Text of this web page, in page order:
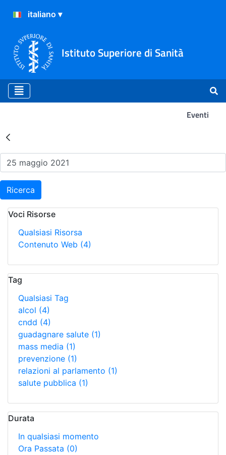
Istituto Superiore di Sanità
Eventi
Risultati della Ricerca -
Ricerca
Voci Risorse
Qualsiasi Risorsa
Contenuto Web (4)
Tag
Qualsiasi Tag
alcol (4)
cndd (4)
guadagnare salute (1)
mass media (1)
prevenzione (1)
relazioni al parlamento (1)
salute pubblica (1)
Durata
In qualsiasi momento
Ora Passata (0)